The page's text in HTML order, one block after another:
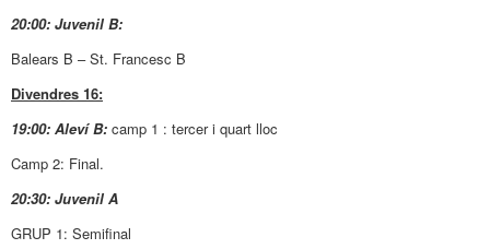
20:00: Juvenil B:
Balears B – St. Francesc B
Divendres 16:
19:00: Aleví B: camp 1 : tercer i quart lloc
Camp 2: Final.
20:30: Juvenil A
GRUP 1: Semifinal